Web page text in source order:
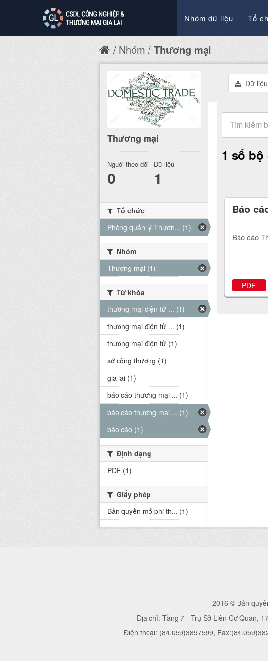
Nhóm dữ liệu Tổ
Nhóm Thương mại
Dữ liệu
1 số
Báo
Báo cáo
PDF
Thương mại
Người theo dõi
0
Dữ liệu
1
Tổ chức
Phòng quản lý Thươn... (1)
Nhóm
Thương mại (1)
Từ khóa
thương mại điện tử ... (1)
thương mại điện tử ... (1)
thương mại điện tử (1)
sở công thương (1)
gia lai (1)
báo cáo thương mại ... (1)
báo cáo thương mại ... (1)
báo cáo (1)
Định dạng
PDF (1)
Giấy phép
Bản quyền mở phi th... (1)
2016 © Bản
Địa chỉ: Tầng 7 - Trụ Sở Liên Cơ Quan,
Điện thoại: (84.059)3897599,